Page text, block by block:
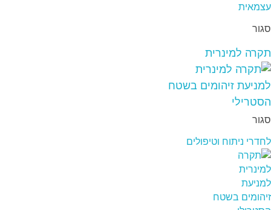
סגור
תקרה למינרית
סגור
לחדרי ניתוח וטיפולים